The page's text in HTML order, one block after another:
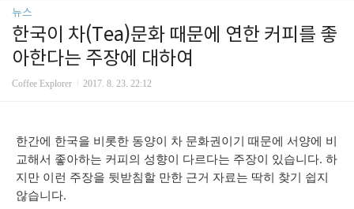
뉴스
한국이 차(Tea)문화 때문에 연한 커피를 좋
아한다는 주장에 대하여
Coffee Explorer 2017. 8. 23. 22:12
한간에 한국을 비롯한 동양이 차 문화권이기 때문에 서양에 비
교해서 좋아하는 커피의 성향이 다르다는 주장이 있습니다. 하
지만 이런 주장을 뒷받침할 만한 근거 자료는 딱히 찾기 쉽지
않습니다.